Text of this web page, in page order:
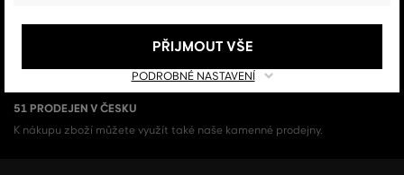
Doprava nad 1 999 Kč je vždy zdarma, za vrácení zboží u nás nikdy
51 PRODEJEN V ČESKU
K nákupu zboží můžete využít také naše kamenné prodejny.
PODROBNÉ NASTAVENÍ
PŘIJMOUT VŠE